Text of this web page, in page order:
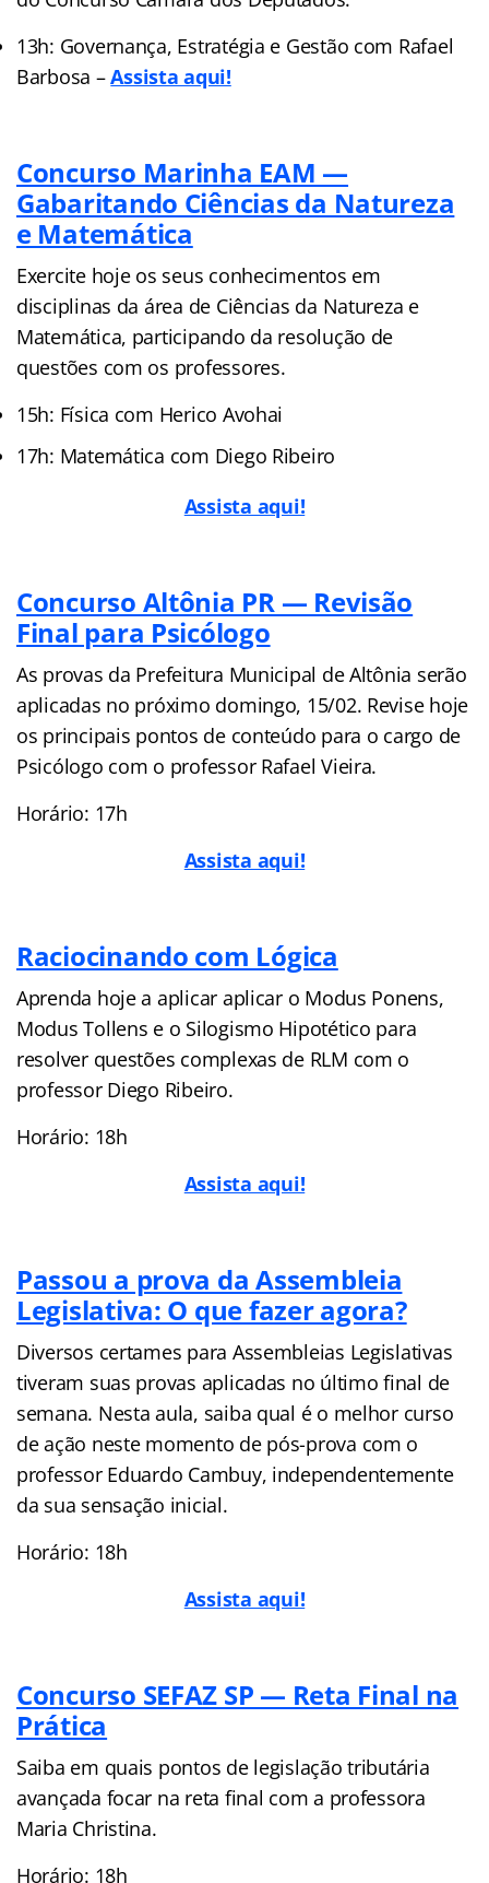
13h: Governança, Estratégia e Gestão com Rafael
Barbosa –Assista aqui!
Concurso Marinha EAM —
Gabaritando Ciências da Natureza
e Matemática
Exercite hoje os seus conhecimentos em
disciplinas da área de Ciências da Natureza e
Matemática, participando da resolução de
questões com os professores.
15h: Física com Herico Avohai
17h: Matemática com Diego Ribeiro
Assista aqui!
Concurso Altônia PR — Revisão
Final para Psicólogo
As provas da Prefeitura Municipal de Altônia serão
aplicadas no próximo domingo, 15/02. Revise hoje
os principais pontos de conteúdo para o cargo de
Psicólogo com o professor Rafael Vieira.
Horário: 17h
Assista aqui!
Raciocinando com Lógica
Aprenda hoje a aplicar aplicar o Modus Ponens,
Modus Tollens e o Silogismo Hipotético para
resolver questões complexas de RLM com o
professor Diego Ribeiro.
Horário: 18h
Assista aqui!
Passou a prova da Assembleia
Legislativa: O que fazer agora?
Diversos certames para Assembleias Legislativas
tiveram suas provas aplicadas no último final de
semana. Nesta aula, saiba qual é o melhor curso
de ação neste momento de pós-prova com o
professor Eduardo Cambuy, independentemente
da sua sensação inicial.
Horário: 18h
Assista aqui!
Concurso SEFAZ SP — Reta Final na
Prática
Saiba em quais pontos de legislação tributária
avançada focar na reta final com a professora
Maria Christina.
Horário: 18h